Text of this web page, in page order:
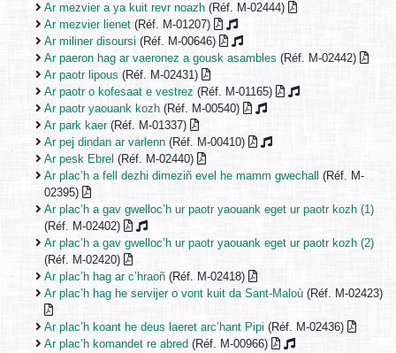
Ar mezvier a ya kuit revr noazh (Réf. M-02444)
Ar mezvier lienet (Réf. M-01207)
Ar miliner disoursi (Réf. M-00646)
Ar paeron hag ar vaeronez a gousk asambles (Réf. M-02442)
Ar paotr lipous (Réf. M-02431)
Ar paotr o kofesaat e vestrez (Réf. M-01165)
Ar paotr yaouank kozh (Réf. M-00540)
Ar park kaer(Réf. M-01337)
Ar pej dindan ar varlenn (Réf. M-00410)
Ar pesk Ebrel (Réf. M-02440)
Ar plac’h a fell dezhi dimeziñ evel he mamm gwechall (Réf. M-
02395)
Ar plac’h a gav gwelloc’h ur paotr yaouank eget ur paotr kozh (1)
(Réf. M-02402)
Ar plac’h a gav gwelloc’h ur paotr yaouank eget ur paotr kozh (2)
(Réf. M-02420)
Ar plac’h hag ar c’hraoñ (Réf. M-02418)
Ar plac’h hag he servijer o vont kuit da Sant-Maloù (Réf. M-02423)
Ar plac’h koant he deus laeret arc’hant Pipi (Réf. M-02436)
Ar plac’h komandet re abred (Réf. M-00966)